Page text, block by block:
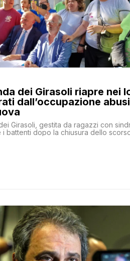
dei Girasoli riapre nei
dall’occupazione
Girasoli, gestita da ragazzi con
i battenti dopo la chiusura dello